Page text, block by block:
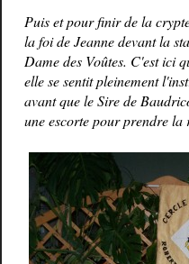
Puis et pour finir de la
la foi de Jeanne devant la
Dame des Voûtes. C'est ici
elle se sentit pleinement
avant que le Sire de
une escorte pour prendre la